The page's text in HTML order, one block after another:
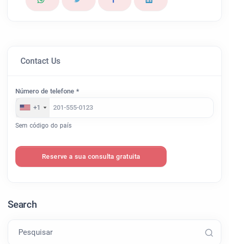
Contact Us
Número de telefone *
+1
Sem código do país
Reserve a sua consulta gratuita
Search
Pesquisar